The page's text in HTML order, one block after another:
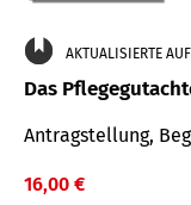
AKTUALISIERTE
Das
Antragstellung,
16,00 €